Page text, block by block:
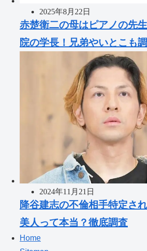
2025年8月22日
赤楚衛二の母はピアノの先
院の学長！兄弟やいとこも調
2024年11月21日
降谷建志の不倫相手特定さ
美人って本当？徹底調査
Home